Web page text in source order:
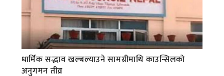
धार्मिक सद्भाव खल्बल्याउने सामग्रीमाथि काउन्सिलको
अनुगमन तीव्र